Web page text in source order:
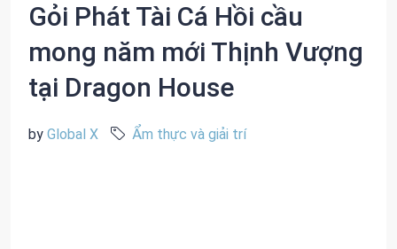
Gỏi Phát Tài Cá Hồi cầu
mong năm mới Thịnh Vượng
tại Dragon House
by Global X Ẩm thực và giải trí